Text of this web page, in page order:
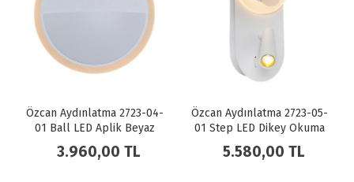
04-
Özcan Aydınlatma 2723-05-
01 Step LED Dikey Okuma
Lambalı Aplik Beyaz
5.580,00 TL
Özcan Aydınlatma 2723-
19 Ball LED Aplik
3.960,00 TL